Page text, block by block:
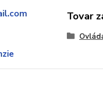
Tovar